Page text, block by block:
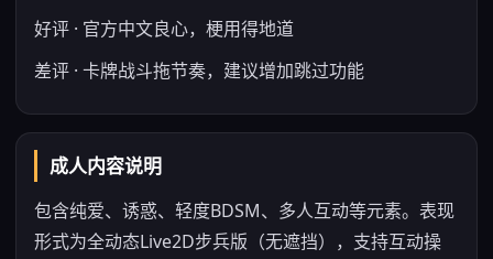
好评 · 官方中文良心，梗用得地道
差评 · 卡牌战斗拖节奏，建议增加跳过功能
成人内容说明
包含纯爱、诱惑、轻度BDSM、多人互动等元素。表现
形式为全动态Live2D步兵版（无遮挡），支持互动操